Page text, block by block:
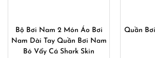
Bộ Bơi Nam 2 Món Áo Bơi
Nam Dài Tay Quần Bơi Nam
Bó Vẩy Cá Shark Skin
Quần